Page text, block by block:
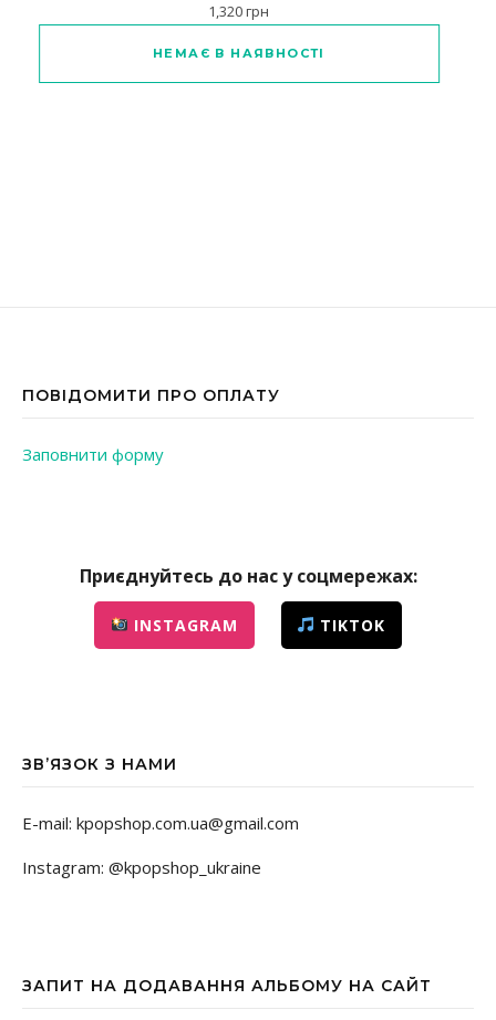
1,320грн
НЕМАЄ В НАЯВНОСТІ
ПОВІДОМИТИ ПРО ОПЛАТУ
Заповнити форму
Приєднуйтесь до нас у соцмережах:
INSTAGRAM TIKTOK
ЗВ’ЯЗОК З НАМИ
E-mail: kpopshop.com.ua@gmail.com
Instagram: @kpopshop_ukraine
ЗАПИТ НА ДОДАВАННЯ АЛЬБОМУ НА САЙТ